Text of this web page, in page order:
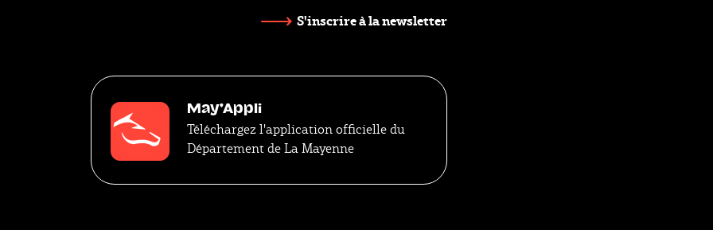
S'inscrire à la newsletter
May'Appli
Téléchargez l'application officielle du
Département de La Mayenne